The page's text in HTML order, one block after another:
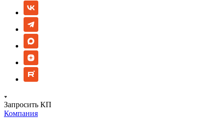
Запросить КП
Компания